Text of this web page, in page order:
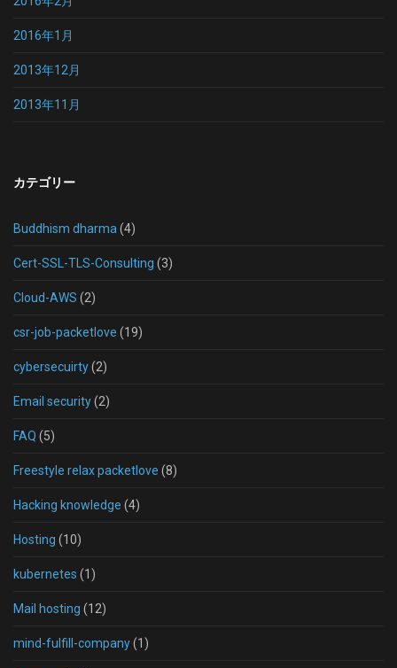
2016年1月
2013年12月
2013年11月
カテゴリー
Buddhism dharma (4)
Cert-SSL-TLS-Consulting (3)
Cloud-AWS (2)
csr-job-packetlove (19)
cybersecuirty(2)
Email security(2)
FAQ (5)
Freestyle relax packetlove (8)
Hacking knowledge (4)
Hosting (10)
kubernetes (1)
Mail hosting (12)
mind-fulfill-company(1)